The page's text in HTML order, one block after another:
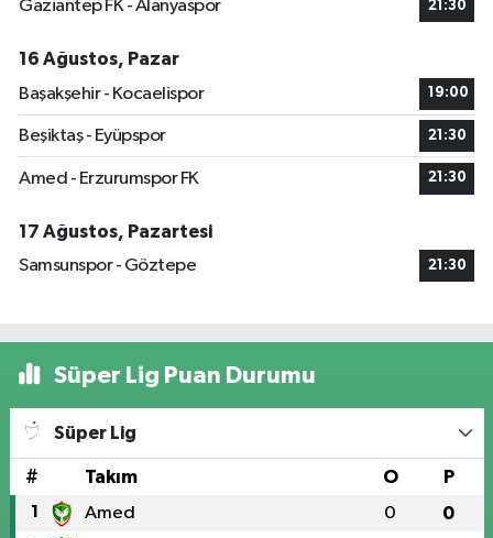
Gaziantep FK - Alanyaspor 21:30
16 Ağustos, Pazar
Başakşehir - Kocaelispor
19:00
Beşiktaş - Eyüpspor 21:30
Amed - Erzurumspor FK 21:30
17 Ağustos, Pazartesi
Samsunspor - Göztepe
21:30
Süper Lig Puan Durumu
Süper Lig
# Takım O P
1 Amed 0 0